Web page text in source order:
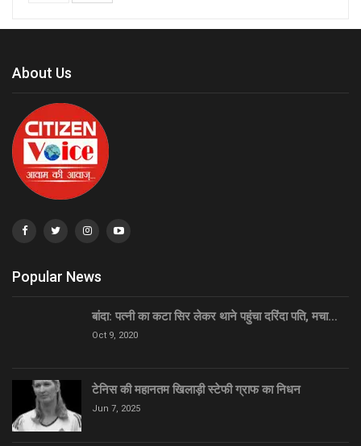
About Us
Popular News
बांदा: पत्नी का कटा सिर लेकर थाने पहुंचा दरिंदा पति, मचा…
Oct 9, 2020
टेनिस की महानतम खिलाड़ी स्टेफी ग्राफ का निधन
Jun 7, 2025